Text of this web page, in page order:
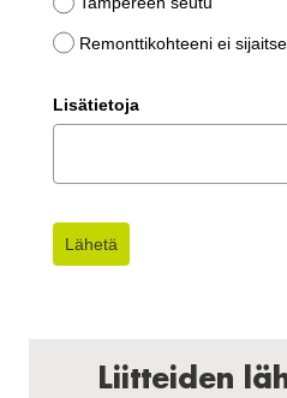
Remonttikohteeni ei
Lisätietoja
Lähetä
Liitteiden